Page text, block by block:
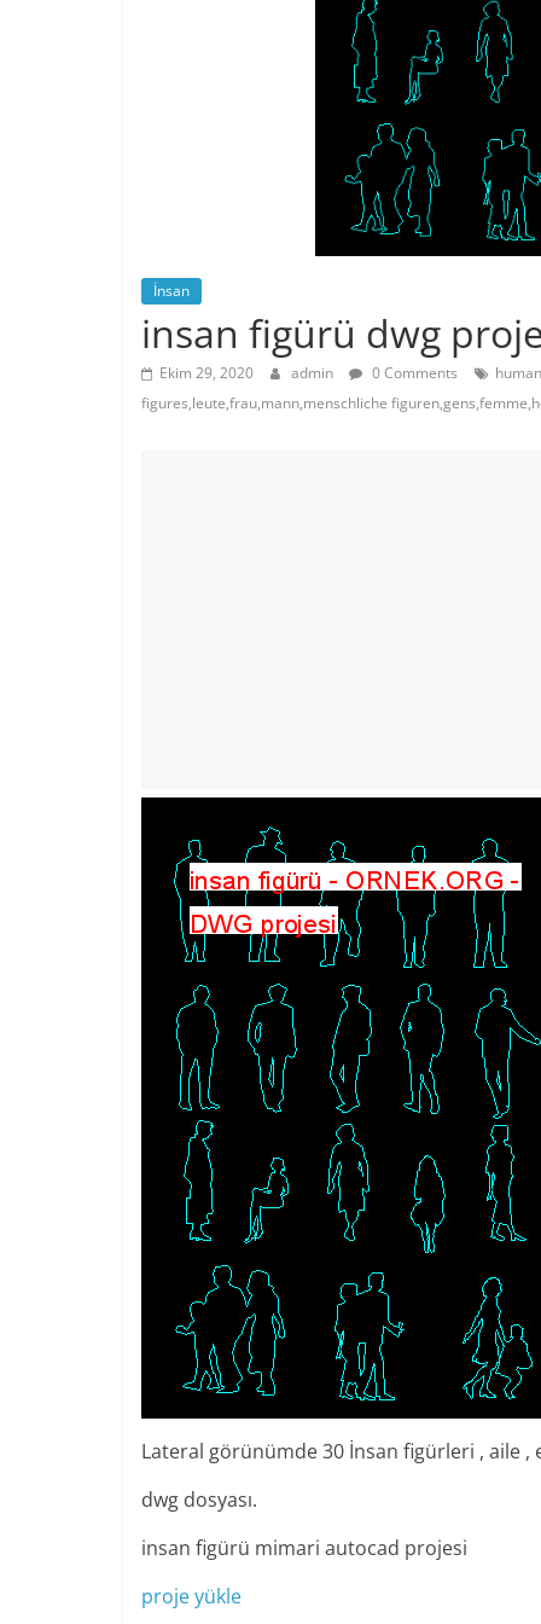
İnsan
insan figürü dwg
Ekim 29, 2020 admin 0 Comments
figures,leute,frau,mann,menschliche
Lateral görünümde 30 İnsan figürleri , aile ,
dwg dosyası.
insan figürü mimari autocad projesi
proje yükle